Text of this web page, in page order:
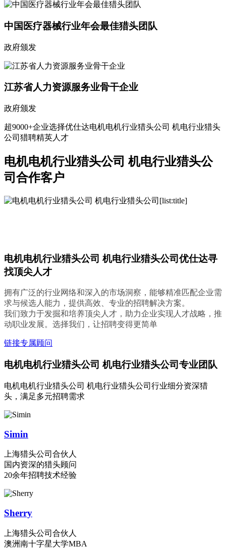
中国医疗器械行业年会最佳猎头团队
政府颁发
江苏省人力资源服务业骨干企业
政府颁发
超9000+企业选择优仕达电机电机行业猎头公司 机电行业猎头
公司猎聘精英人才
电机电机行业猎头公司 机电行业猎头公
司合作客户
电机电机行业猎头公司 机电行业猎头公司优仕达寻
找顶尖人才
拥有广泛的行业网络和深入的市场洞察，能够精准匹配企业需
求与候选人能力，提供高效、专业的招聘解决方案。
我们致力于发掘和培养顶尖人才，助力企业实现人才战略，推
动职业发展。选择我们，让招聘变得更简单
链接专属顾问
电机电机行业猎头公司 机电行业猎头公司专业团队
电机电机行业猎头公司 机电行业猎头公司行业细分资深猎
头，满足多元招聘需求
Simin
上海猎头公司合伙人
国内资深的猎头顾问
20余年招聘技术经验
Sherry
上海猎头公司合伙人
澳洲南十字星大学MBA